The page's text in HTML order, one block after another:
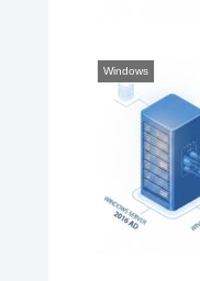
Windows